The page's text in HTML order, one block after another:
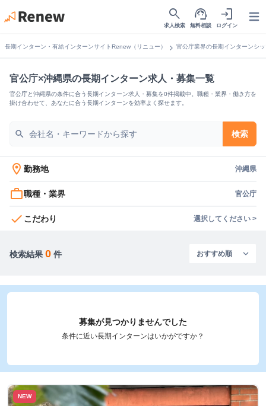
search
求人検索
support_agent
無料相談
login
ログイン
長期インターン・有給インターンサイトRenew（リニュー） chevron_right 官公庁業界の長期インターンシ
官公庁×沖縄県の長期インターン求人・募集一覧
官公庁と沖縄県の条件に合う長期インターン求人・募集を0件掲載中。職種・業界・働き方を
掛け合わせて、あなたに合う長期インターンを効率よく探せます。
search 検索
location_on 勤務地 沖縄県
work_outline職種・業界 官公庁
check こだわり 選択してください >
検索結果 0 件
募集が見つかりませんでした
条件に近い長期インターンはいかがですか？
NEW